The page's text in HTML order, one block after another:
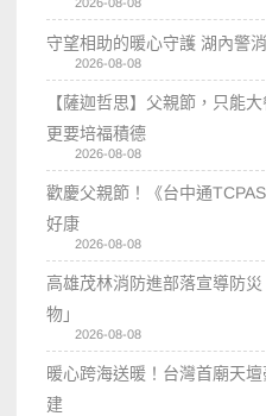
守望相助的暖心守護 湖內警
2026-08-08
【薩迦哲思】父親節，只能
更要培福積德
2026-08-08
歡慶父親節！《台中通
好康
2026-08-08
高雄茂林消防進部落宣導防
物」
2026-08-08
暖心跨海送暖！台灣首廟天
建